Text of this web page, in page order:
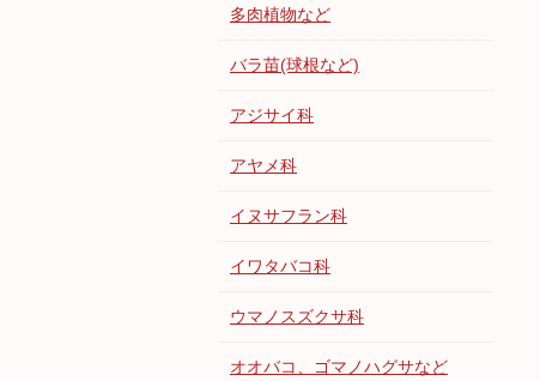
多肉植物など
バラ苗(球根など)
アジサイ科
アヤメ科
イヌサフラン科
イワタバコ科
ウマノスズクサ科
オオバコ、ゴマノハグサなど